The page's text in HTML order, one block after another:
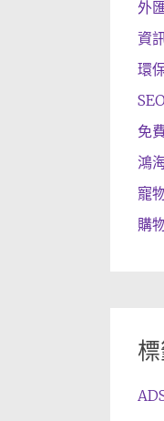
外
資
環
免
鴻
寵
購